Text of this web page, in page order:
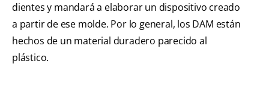
dientes y mandará a elaborar un dispositivo creado
a partir de ese molde. Por lo general, los DAM están
hechos de un material duradero parecido al
plástico.